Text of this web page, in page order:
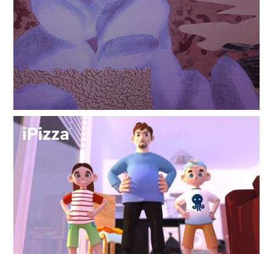
iPizza